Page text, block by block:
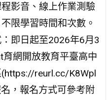
影音、線上作業測驗
限學習時間和次數。
即日起至2026年6月3
育網開放教育平臺高中
reurl.cc/K8Wpl
，報名方式可參考附